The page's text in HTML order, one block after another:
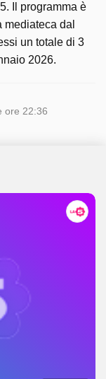
Il programma è
dal
un totale di 3
2026.
ore 22:36